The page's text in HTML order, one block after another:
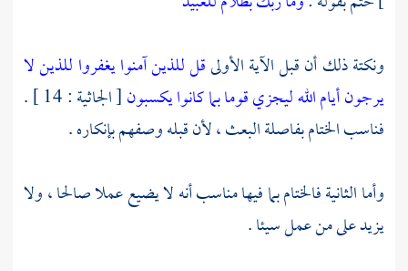
ونكتة ذلك أن قبل الآية الأولىقل للذين آمنوا يغفروا للذين لا
يرجون أيام الله ليجزي قوما بما كانوا يكسبون
[ الجاثية : 14 ] .
فناسب الختام بفاصلة البعث ، لأن قبله وصفهم بإنكاره .
وأما الثانية فالختام بما فيها مناسب أنه لا يضيع عملا صالحا ، ولا
يزيد على من عمل سيئا .